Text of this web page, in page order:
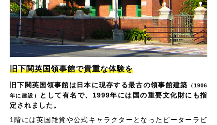
旧下関英国領事館で貴重な体験を
旧下関英国領事館は日本に現存する最古の領事館建築
（1906
年に建設）
として有名で、1999年には国の重要文化財にも指
定されました。
1階には英国雑貨や公式キャラクターとなったピーターラビ